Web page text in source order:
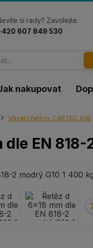
nakupovat
si rady? Zavolejte.
607 849 530
Vázací řetězy CARTEC G10
EN